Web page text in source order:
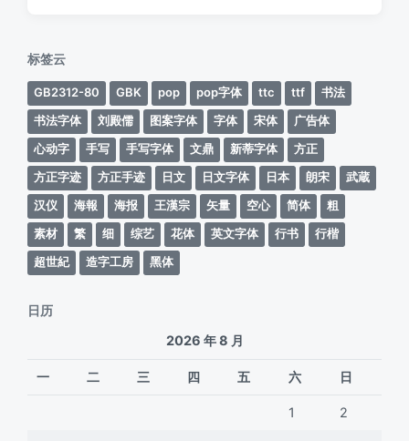
标签云
GB2312-80 GBK pop pop字体 ttc ttf
书法
书法字体
刘殿儒 图案字体 字体 宋体
广告体
心动字
手写 手写字体 文鼎 新蒂字体
方正
方正字迹
方正手迹 日文 日文字体 日本 朗宋
武蔵
汉仪
海報 海报 王漢宗 矢量 空心 简体
粗
素材
繁 细 综艺 花体 英文字体 行书
行楷
超世紀
造字工房 黑体
日历
2026 年 8 月
一 二 三 四 五 六 日
1 2